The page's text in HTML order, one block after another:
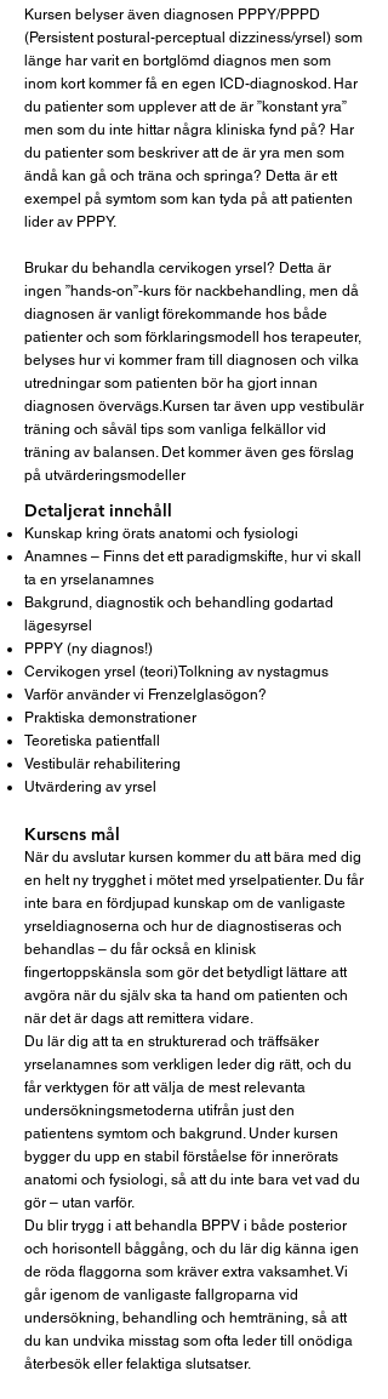
Kursen belyser även diagnosen PPPY/PPPD
(Persistent postural-perceptual dizziness/yrsel) som
länge har varit en bortglömd diagnos men som
inom kort kommer få en egen ICD-diagnoskod. Har
du patienter som upplever att de är ”konstant yra”
men som du inte hittar några kliniska fynd på? Har
du patienter som beskriver att de är yra men som
ändå kan gå och träna och springa? Detta är ett
exempel på symtom som kan tyda på att patienten
lider av PPPY.
Brukar du behandla cervikogen yrsel? Detta är
ingen ”hands-on”-kurs för nackbehandling, men då
diagnosen är vanligt förekommande hos både
patienter och som förklaringsmodell hos terapeuter,
belyses hur vi kommer fram till diagnosen och vilka
utredningar som patienten bör ha gjort innan
diagnosen övervägs.Kursen tar även upp vestibulär
träning och såväl tips som vanliga felkällor vid
träning av balansen. Det kommer även ges förslag
på utvärderingsmodeller
Detaljerat innehåll
Kunskap kring örats anatomi och fysiologi
Anamnes – Finns det ett paradigmskifte, hur vi skall
ta en yrselanamnes
Bakgrund, diagnostik och behandling godartad
lägesyrsel
PPPY (ny diagnos!)
Cervikogen yrsel (teori)Tolkning av nystagmus
Varför använder vi Frenzelglasögon?
Praktiska demonstrationer
Teoretiska patientfall
Vestibulär rehabilitering
Utvärdering av yrsel
Kursens mål
När du avslutar kursen kommer du att bära med dig
en helt ny trygghet i mötet med yrselpatienter. Du får
inte bara en fördjupad kunskap om de vanligaste
yrseldiagnoserna och hur de diagnostiseras och
behandlas – du får också en klinisk
fingertoppskänsla som gör det betydligt lättare att
avgöra när du själv ska ta hand om patienten och
när det är dags att remittera vidare.
Du lär dig att ta en strukturerad och träffsäker
yrselanamnes som verkligen leder dig rätt, och du
får verktygen för att välja de mest relevanta
undersökningsmetoderna utifrån just den
patientens symtom och bakgrund. Under kursen
bygger du upp en stabil förståelse för innerörats
anatomi och fysiologi, så att du inte bara vet vad du
gör – utan varför.
Du blir trygg i att behandla BPPV i både posterior
och horisontell båggång, och du lär dig känna igen
de röda flaggorna som kräver extra vaksamhet. Vi
går igenom de vanligaste fallgroparna vid
undersökning, behandling och hemträning, så att
du kan undvika misstag som ofta leder till onödiga
återbesök eller felaktiga slutsatser.